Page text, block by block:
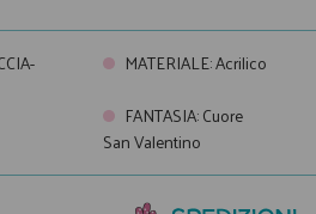
MATERIALE:Acrilico
FANTASIA:Cuore
San Valentino